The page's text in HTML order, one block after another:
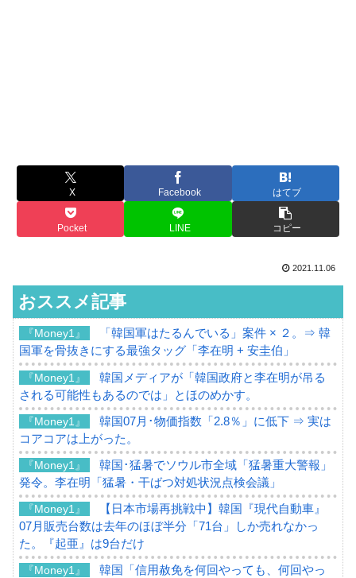
X Facebook はてブ
Pocket LINE コピー
2021.11.06
おススメ記事
『Money1』
「韓国軍はたるんでいる」案件 × ２。⇒ 韓
国軍を骨抜きにする最強タッグ「李在明 + 安圭伯」
『Money1』
韓国メディアが「韓国政府と李在明が吊る
される可能性もあるのでは」とほのめかす。
『Money1』
韓国07月･物価指数「2.8％」に低下 ⇒ 実は
コアコアは上がった。
『Money1』
韓国･猛暑でソウル市全域「猛暑重大警報」
発令。李在明「猛暑・干ばつ対処状況点検会議」
『Money1』
【日本市場再挑戦中】韓国『現代自動車』
07月販売台数は去年のほぼ半分「71台」しか売れなかっ
た。『起亜』は9台だけ
『Money1』
韓国「信用赦免を何回やっても、何回やっ